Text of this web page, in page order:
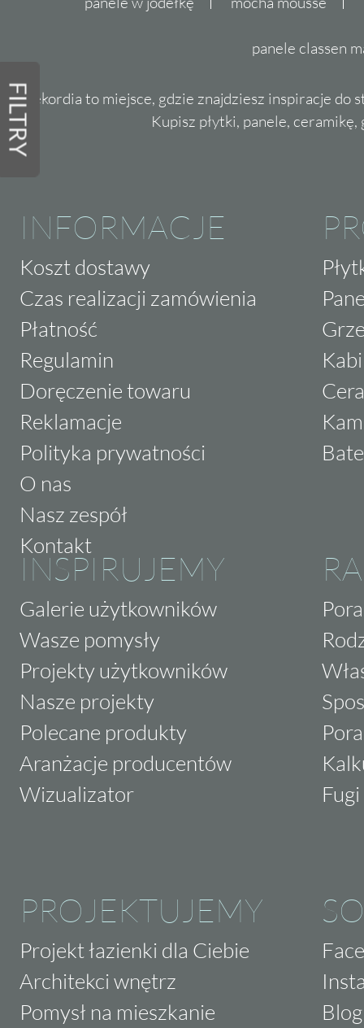
FILTRY
panele classen
Dekordia to miejsce, gdzie znajdziesz inspiracje do
Kupisz płytki, panele,
INFORMACJE
Koszt dostawy
Czas realizacji zamówienia
Płatność
Regulamin
Doręczenie towaru
Reklamacje
Polityka prywatności
O nas
Nasz zespół
Kontakt
INSPIRUJEMY
Galerie użytkowników
Wasze pomysły
Projekty użytkowników
Nasze projekty
Polecane produkty
Aranżacje producentów
Wizualizator
PROJEKTUJEMY
Projekt łazienki dla Ciebie
Architekci wnętrz
Pomysł na mieszkanie
Blog